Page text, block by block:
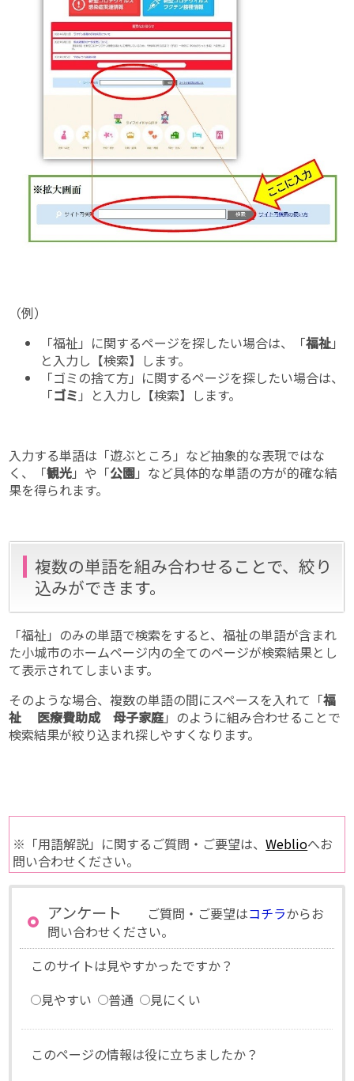
（例）
「福祉」に関するページを探したい場合は、「福祉」
と入力し【検索】します。
「ゴミの捨て方」に関するページを探したい場合は、
「ゴミ 」と入力し【検索】します。
入力する単語は「遊ぶところ」など抽象的な表現ではな
く、「観光」や「公園」など具体的な単語の方が的確な結
果を得られます。
複数の単語を組み合わせることで、絞り
込みができます。
「福祉」のみの単語で検索をすると、福祉の単語が含まれ
た小城市のホームページ内の全てのページが検索結果とし
て表示されてしまいます。
そのような場合、複数の単語の間にスペースを入れて「福
祉 医療費助成 母子家庭」のように組み合わせることで
検索結果が絞り込まれ探しやすくなります。
※「用語解説」に関するご質問・ご要望は、Weblioへお
問い合わせください。
アンケート ご質問・ご要望はコチラからお
問い合わせください。
このサイトは見やすかったですか？
見やすい
普通 見にくい
このページの情報は役に立ちましたか？